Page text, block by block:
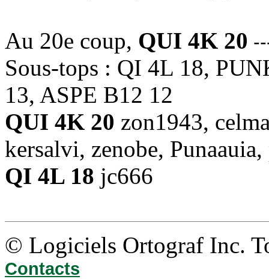
Au 20e coup, QUI 4K 20
Sous-tops : QI 4L 18,
13, ASPE B12 12
QUI 4K 20 zon1943,
kersalvi, zenobe,
QI 4L 18 jc666
© Logiciels Ortograf Inc.
Contacts